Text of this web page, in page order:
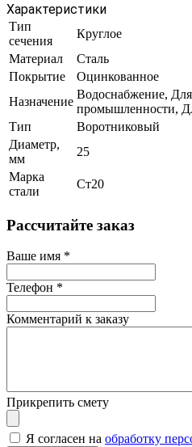
Характеристики
Тип
сечения
Круглое
Материал
Сталь
Покрытие
Оцинкованное
Назначение
Водоснабжение, Для
промышленности,
Тип
Воротниковый
Диаметр,
мм
25
Марка
стали
Ст20
Рассчитайте заказ
Ваше имя *
Телефон *
Комментарий к заказу
Прикрепить смету
Я согласен на обработку